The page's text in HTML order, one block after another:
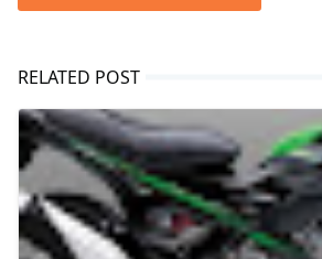
RELATED POST